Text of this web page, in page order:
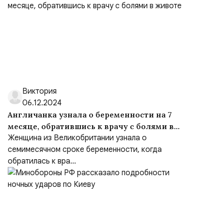
Виктория
06.12.2024
Англичанка узнала о беременности на 7
месяце, обратившись к врачу с болями в
животе
Женщина из Великобритании узнала о
семимесячном сроке беременности, когда
обратилась к вра...